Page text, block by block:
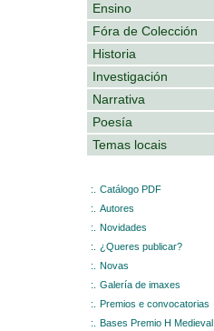
Ensino
Fóra de Colección
Historia
Investigación
Narrativa
Poesía
Temas locais
:.
Catálogo PDF
:.
Autores
:.
Novidades
:.
¿Queres publicar?
:.
Novas
:.
Galería de imaxes
:.
Premios e convocatorias
:.
Bases Premio H Medieval